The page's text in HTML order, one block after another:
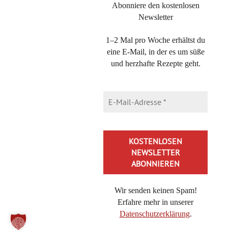
Abonniere den kostenlosen
Newsletter
1–2 Mal pro Woche erhältst du
eine E-Mail, in der es um süße
und herzhafte Rezepte geht.
Wir senden keinen Spam!
Erfahre mehr in unserer
Datenschutzerklärung.
DIE KATEGORIEN
Bienenkaramell, schnelles Rezept für eine Honig-Nascherei
Cheeseburger-Pasta, in 20 Minuten lecker essen mit diesem
Rezept
Buttermilch-Zitronenkuchen, der frische Kühlschrankkuchen
Nuss-Zucchinikuchen: schnell, einfach und unglaublich
saftig